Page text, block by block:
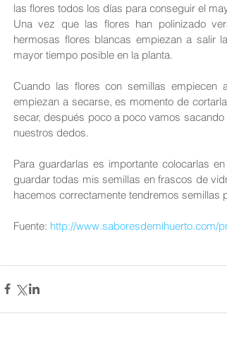
las flores todos los días para conseguir el
Una vez que las flores han polinizado
hermosas flores blancas empiezan a salir
mayor tiempo posible en la planta.
Cuando las flores con semillas
empiezan a secarse, es momento de
secar, después poco a poco vamos
nuestros dedos.
Para guardarlas es importante colocarlas
guardar todas mis semillas en frascos de
hacemos correctamente tendremos semillas
Fuente: http://www.saboresdemihuerto.com/